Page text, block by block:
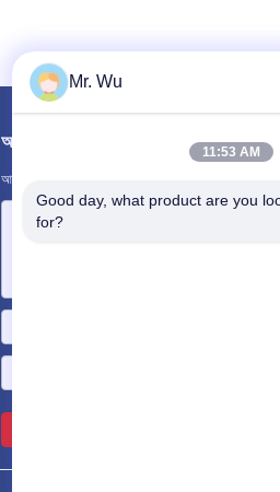
আমাদের মেইল ​​করুন
আপনার প্রয়োজনীয়তা আমাদের জানান। আমরা আপনার সাথে সেরা
Mr. Wu
11:53 AM
Good day, what product are you
for?